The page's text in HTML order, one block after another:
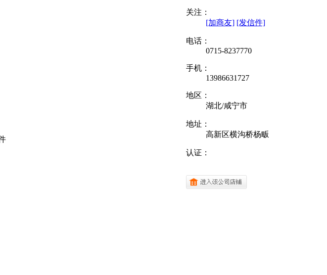
关注：
[加商友] [发信件]
电话：
0715-8237770
手机：
13986631727
地区：
湖北/咸宁市
地址：
高新区横沟桥杨畈
认证：